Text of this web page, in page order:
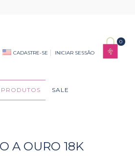
CADASTRE-SE INICIAR SESSÃO
0
SALE
A OURO 18K